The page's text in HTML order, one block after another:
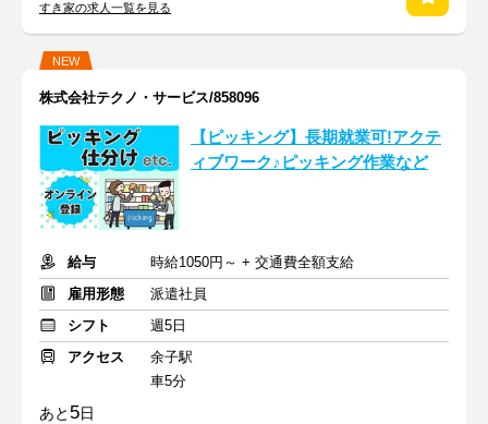
すき家の求人一覧を見る
NEW
株式会社テクノ・サービス/858096
【ピッキング】長期就業可!アクテ
ィブワーク♪ピッキング作業など
給与
時給1050円～ + 交通費全額支給
雇用形態
派遣社員
シフト
週5日
アクセス
余子駅
車5分
あと 5日